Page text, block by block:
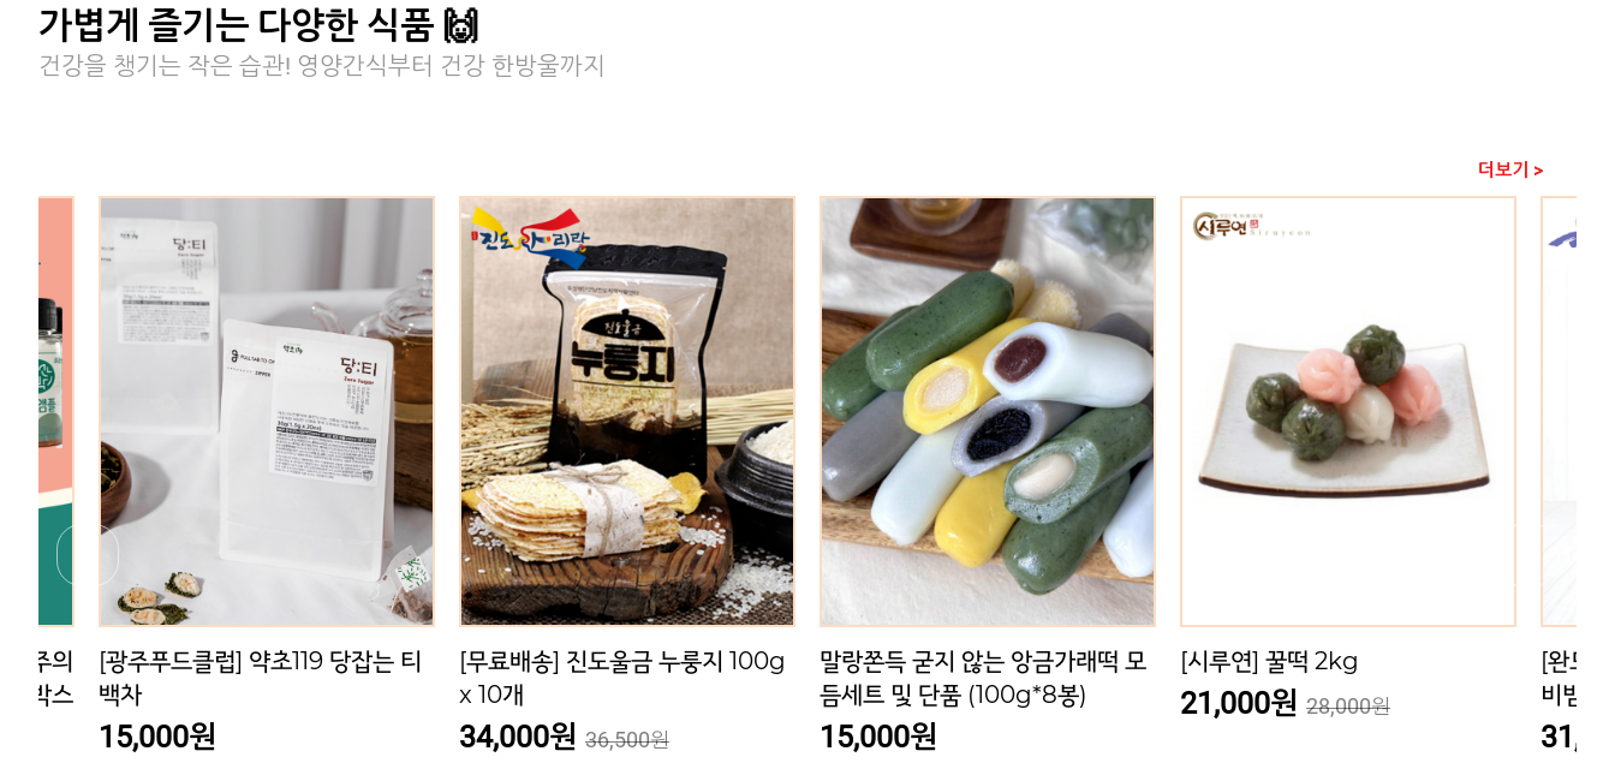
가볍게 즐기는 다양한 식품 🙌
건강을 챙기는 작은 습관! 영양간식부터 건강 한방울까지
더보기 >
는 티
는 티
[무료배송] 진도울금 누룽지 100g
x 10개
34,000원 36,500원
[무료배송] 진도울금 누룽지 100g
x 10개
34,000원
말랑쫀득 굳지 않는 앙금가래떡 모
듬세트 및 단품 (100g*8봉)
15,000원
말랑쫀득 굳지 않는 앙금가래떡 모
듬세트 및 단품 (100g*8봉)
15,000원
[시루연] 꿀떡 2kg
21,000원 28,000원
[시루연] 꿀떡 2kg
21,000원 28,000원
[완도바다가득히] 바다를 담은 해조
비빔면 12개 / 24개 / 36개
31,000원
[완도바다가득히] 바다를 담은 해조
비빔면 12개 / 24개 / 36개
[완도
수 12